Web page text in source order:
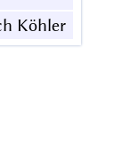
Köhler